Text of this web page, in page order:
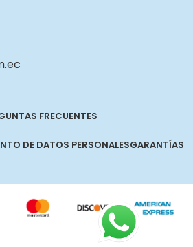
FRECUENTES
DE DATOS PERSONALESGARANTÍAS